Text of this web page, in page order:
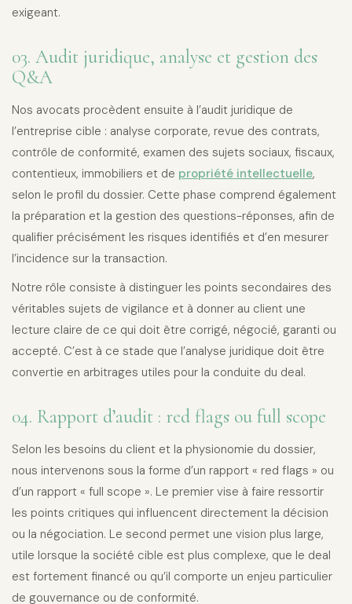
exigeant.
03. Audit juridique, analyse et gestion des
Q&A
Nos avocats procèdent ensuite à l’audit juridique de
l’entreprise cible : analyse corporate, revue des contrats,
contrôle de conformité, examen des sujets sociaux, fiscaux,
contentieux, immobiliers et de propriété intellectuelle,
selon le profil du dossier. Cette phase comprend également
la préparation et la gestion des questions-réponses, afin de
qualifier précisément les risques identifiés et d’en mesurer
l’incidence sur la transaction.
Notre rôle consiste à distinguer les points secondaires des
véritables sujets de vigilance et à donner au client une
lecture claire de ce qui doit être corrigé, négocié, garanti ou
accepté. C’est à ce stade que l’analyse juridique doit être
convertie en arbitrages utiles pour la conduite du deal.
04. Rapport d’audit : red flags ou full scope
Selon les besoins du client et la physionomie du dossier,
nous intervenons sous la forme d’un rapport « red flags » ou
d’un rapport « full scope ». Le premier vise à faire ressortir
les points critiques qui influencent directement la décision
ou la négociation. Le second permet une vision plus large,
utile lorsque la société cible est plus complexe, que le deal
est fortement financé ou qu’il comporte un enjeu particulier
de gouvernance ou de conformité.